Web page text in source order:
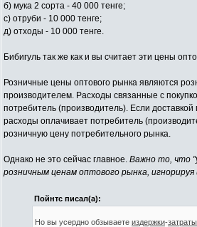
б) мука 2 сорта - 40 000 тенге;
с) отруби - 10 000 тенге;
д) отходы - 10 000 тенге.
Бибигуль так же как и вы считает эти цены
Розничные цены оптового рынка являются
производителем. Расходы связанные с
потребитель (производитель). Если
расходы оплачивает потребитель
розничную цену потребительного рынка.
Однако не это сейчас главное. Важно то, что
розничным ценам оптового рынка,
Пойнтс писал(а):
Но вы усердно обзываете издержки-затраты